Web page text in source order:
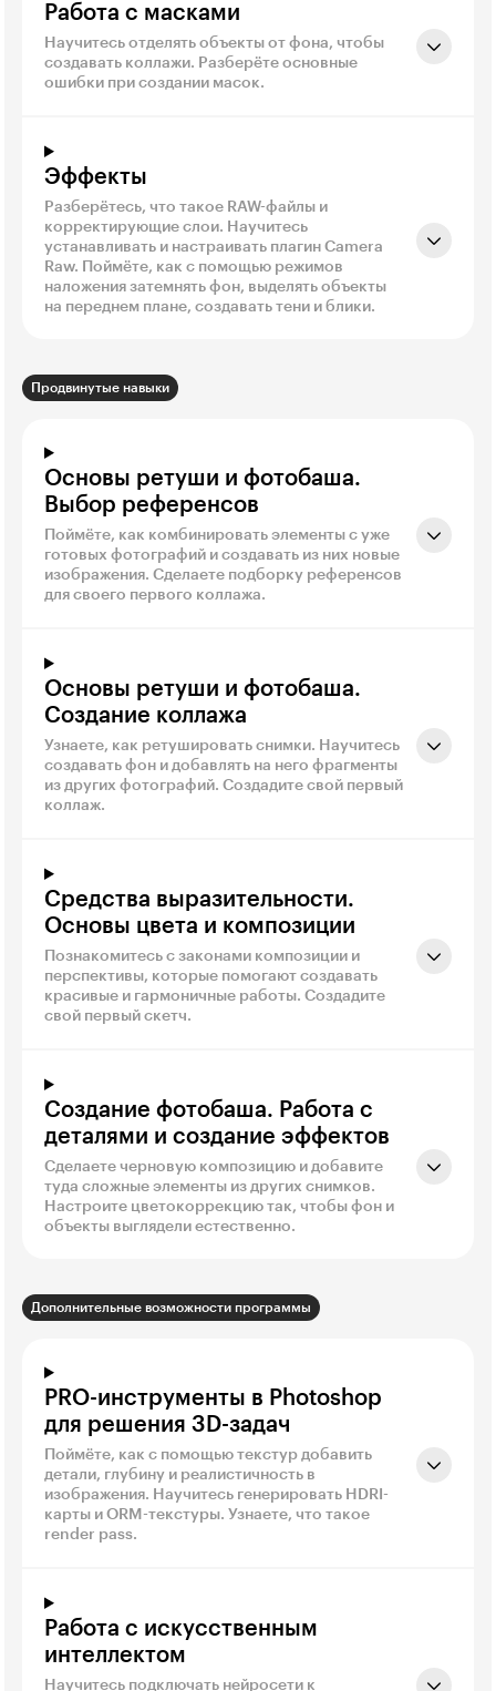
Работа с масками
Научитесь отделять объекты от фона, чтобы
создавать коллажи. Разберёте основные
ошибки при создании масок.
Эффекты
Разберётесь, что такое RAW-файлы и
корректирующие слои. Научитесь
устанавливать и настраивать плагин Camera
Raw. Поймёте, как с помощью режимов
наложения затемнять фон, выделять объекты
на переднем плане, создавать тени и блики.
Продвинутые навыки
Основы ретуши и фотобаша.
Выбор референсов
Поймёте, как комбинировать элементы с уже
готовых фотографий и создавать из них новые
изображения. Сделаете подборку референсов
для своего первого коллажа.
Основы ретуши и фотобаша.
Создание коллажа
Узнаете, как ретушировать снимки. Научитесь
создавать фон и добавлять на него фрагменты
из других фотографий. Создадите свой первый
коллаж.
Средства выразительности.
Основы цвета и композиции
Познакомитесь с законами композиции и
перспективы, которые помогают создавать
красивые и гармоничные работы. Создадите
свой первый скетч.
Создание фотобаша. Работа с
деталями и создание эффектов
Сделаете черновую композицию и добавите
туда сложные элементы из других снимков.
Настроите цветокоррекцию так, чтобы фон и
объекты выглядели естественно.
Дополнительные возможности программы
PRO-инструменты в Photoshop
для решения 3D-задач
Поймёте, как с помощью текстур добавить
детали, глубину и реалистичность в
изображения. Научитесь генерировать HDRI-
карты и ORM-текстуры. Узнаете, что такое
render pass.
Работа с искусственным
интеллектом
Научитесь подключать нейросети к